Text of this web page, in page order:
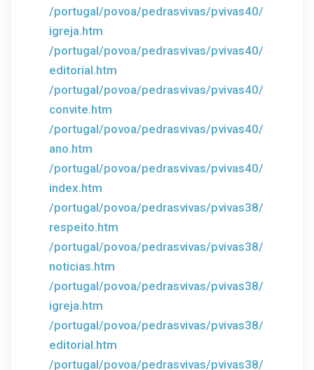
/portugal/povoa/pedrasvivas/pvivas40/
igreja.htm
/portugal/povoa/pedrasvivas/pvivas40/
editorial.htm
/portugal/povoa/pedrasvivas/pvivas40/
convite.htm
/portugal/povoa/pedrasvivas/pvivas40/
ano.htm
/portugal/povoa/pedrasvivas/pvivas40/
index.htm
/portugal/povoa/pedrasvivas/pvivas38/
respeito.htm
/portugal/povoa/pedrasvivas/pvivas38/
noticias.htm
/portugal/povoa/pedrasvivas/pvivas38/
igreja.htm
/portugal/povoa/pedrasvivas/pvivas38/
editorial.htm
/portugal/povoa/pedrasvivas/pvivas38/